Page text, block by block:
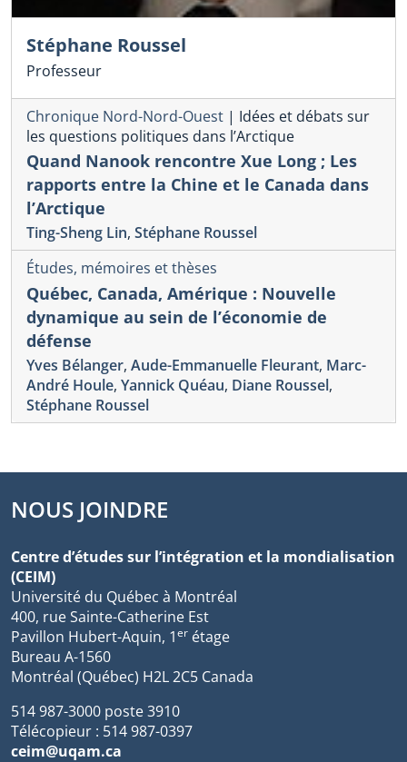
Stéphane Roussel
Professeur
Chronique Nord-Nord-Ouest | Idées et débats sur
les questions politiques dans l’Arctique
Quand Nanook rencontre Xue Long ; Les
rapports entre la Chine et le Canada dans
l’Arctique
Ting-Sheng Lin, Stéphane Roussel
Études, mémoires et thèses
Québec, Canada, Amérique : Nouvelle
dynamique au sein de l’économie de
défense
Yves Bélanger, Aude-Emmanuelle Fleurant, Marc-
André Houle, Yannick Quéau, Diane Roussel,
Stéphane Roussel
NOUS JOINDRE
Centre d’études sur l’intégration et la mondialisation
(CEIM)
Université du Québec à Montréal
400, rue Sainte-Catherine Est
Pavillon Hubert-Aquin, 1er étage
Bureau A-1560
Montréal (Québec) H2L 2C5 Canada
514 987-3000 poste 3910
Télécopieur : 514 987-0397
ceim@uqam.ca